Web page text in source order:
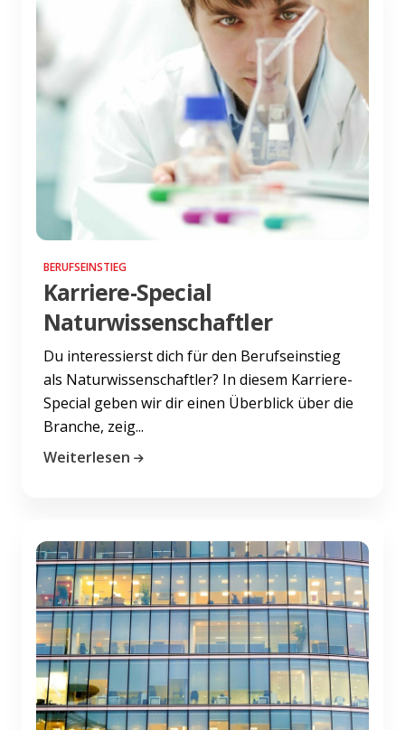
BERUFSEINSTIEG
Karriere-Special
Naturwissenschaftler
Du interessierst dich für den Berufseinstieg
als Naturwissenschaftler? In diesem Karriere-
Special geben wir dir einen Überblick über die
Branche, zeig...
Weiterlesen